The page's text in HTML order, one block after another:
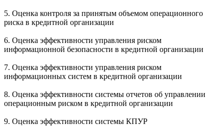
5. Оценка контроля за принятым объемом операционного
риска в кредитной организации
6. Оценка эффективности управления риском
информационной безопасности в кредитной организации
7. Оценка эффективности управления риском
информационных систем в кредитной организации
8. Оценка эффективности системы отчетов об управлении
операционным риском в кредитной организации
9. Оценка эффективности системы КПУР